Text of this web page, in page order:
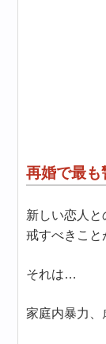
再婚で最も
新しい恋人
戒すべきこと
それは…
家庭内暴力、